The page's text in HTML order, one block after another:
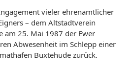
vieler ehrenamtlicher
– dem Altstadtverein
am 25. Mai 1987 der Ewer
Abwesenheit im Schlepp einer
Buxtehude zurück.